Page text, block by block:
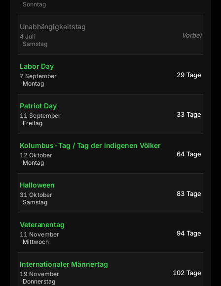
Sonntag
4 Juli
Samstag
Unabhängigkeitstag
Vorbei
7 September
Montag
Labor Day
29 Tage
11 September
Freitag
Patriot Day
33 Tage
12 Oktober
Montag
Kolumbus-Tag / Tag der indigenen Völker
64 Tage
31 Oktober
Samstag
Halloween
83 Tage
11 November
Mittwoch
Veteranentag
94 Tage
19 November
Donnerstag
Internationaler Männertag
102 Tage